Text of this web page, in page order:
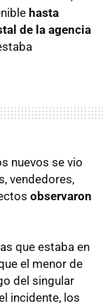
hasta
de la agencia
nuevos se vio
vendedores,
observaron
que estaba en
el menor de
del singular
incidente, los